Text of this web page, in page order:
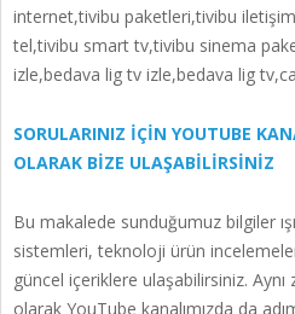
internet,tivibu paketleri,tivibu
tel,tivibu smart tv,tivibu sinema
izle,bedava lig tv izle,bedava lig
SORULARINIZ İÇİN YOUTUBE
OLARAK BİZE ULAŞABİLİRSİNİZ
Bu makalede sunduğumuz bilgiler
sistemleri, teknoloji ürün
güncel içeriklere ulaşabilirsiniz.
olarak YouTube kanalımızda da